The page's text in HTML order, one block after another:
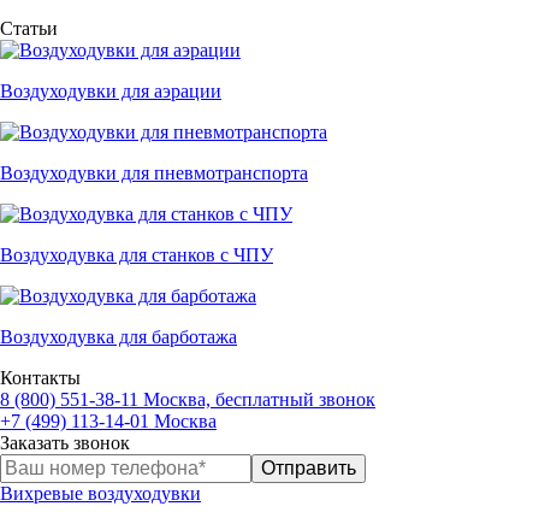
Статьи
Воздуходувки для аэрации
Воздуходувки для пневмотранспорта
Воздуходувка для станков с ЧПУ
Воздуходувка для барботажа
Контакты
8 (800) 551-38-11 Москва, бесплатный звонок
+7 (499) 113-14-01 Москва
Заказать звонок
Вихревые воздуходувки